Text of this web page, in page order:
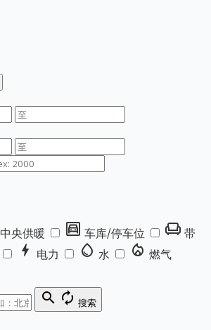
中央供暖 garage 车库/停车位 chair 带
bolt 电力 water_drop 水 local_fire_department 燃气
search autorenew 搜索